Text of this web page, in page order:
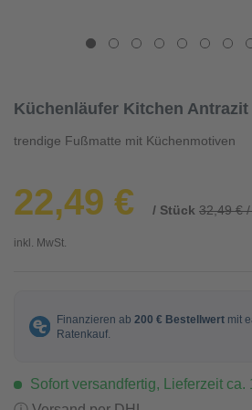
Küchenläufer Kitchen Antrazit
trendige Fußmatte mit Küchenmotiven
22,49 € / Stück 32,49 €
inkl. MwSt.
Sofort versandfertig, Lieferzeit ca.